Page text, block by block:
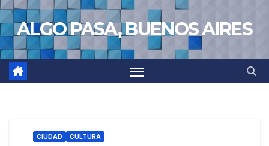
Saltar
al
contenido
ALGO PASA, BUENOS AIRES
CIUDAD CULTURA